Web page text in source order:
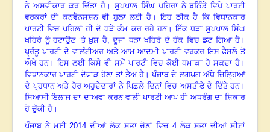
ਨੇ ਅਸਵੀਕਾਰ ਕਰ ਦਿੱਤਾ ਹੈ ।ਸੁਖਪਾਲ ਸਿੰਘ ਖਹਿਰਾ ਨੇ ਬਠਿੰਡੇ ਵਿਖੇ ਪਾਰਟੀ
ਵਰਕਰਾਂ ਦੀ ਕਨਵੈਨਸਸ਼ਨ ਵੀ ਬੁਲਾ ਲਈ ਹੈ।ਇਹ ਠੀਕ ਹੈ ਕਿ ਵਿਧਾਨਕਾਰ
ਪਾਰਟੀ ਵਿਚ ਪਹਿਲਾਂ ਹੀ ਦੋ ਧੜੇ ਕੰਮ ਕਰ ਰਹੇ ਹਨ।ਇੱਕ ਧੜਾ ਸੁਖਪਾਲ ਸਿੰਘ
ਖਹਿਰੇ ਨੂੰ ਹਟਾਉਣ ’ਤੇ ਖ਼ੁਸ਼ ਹੈ, ਦੂਜਾ ਧੜਾ ਖਹਿਰੇ ਦੇ ਹੱਕ ਵਿਚ ਡਟ ਗਿਆ ਹੈ ।
ਪ੍ਰੰਤੂ ਪਾਰਟੀ ਦੇ ਵਾਲੰਟੀਅਰ ਅਤੇ ਆਮ ਆਦਮੀ ਪਾਰਟੀ ਵਰਕਰ ਇਸ ਫੈਸਲੇ ਤੋਂ
ਔਖੇ ਹਨ।ਇਸ ਲਈ ਕਿਸੇ ਵੀ ਸਮੇਂ ਪਾਰਟੀ ਵਿਚ ਕੋਈ ਧਮਾਕਾ ਹੋ ਸਕਦਾ ਹੈ ।
ਵਿਧਾਨਕਾਰ ਪਾਰਟੀ ਦੋਫਾੜ ਹੋਣਾ ਤਾਂ ਤੈਅ ਹੈ ।ਪੰਜਾਬ ਦੇ ਲਗਪਗ ਅੱਧੇ ਜ਼ਿਲ੍ਹਿਆਂ
ਦੇ ਪ੍ਹਧਾਨ ਅਤੇ ਹੋਰ ਅਹੁਦੇਦਾਰਾਂ ਨੇ ਪਿਛਲੇ ਦਿਨਾਂ ਵਿਚ ਅਸਤੀਫੇ ਦੇ ਦਿੱਤੇ ਹਨ।
ਸਿਆਸੀ ਇਲਾਜ ਦਾ ਦਾਅਵਾ ਕਰਨ ਵਾਲੀ ਪਾਰਟੀ ਆਪ ਹੀ ਅਧਰੰਗ ਦਾ ਸ਼ਿਕਾਰ
ਹੋ ਚੁੱਕੀ ਹੈ ।
ਪੰਜਾਬ ਨੇ ਮਈ2014 ਦੀਆਂ ਲੋਕ ਸਭਾ ਚੋਣਾਂ ਵਿਚ 4ਲੋਕ ਸਭਾ ਦੀਆਂ ਸੀਟਾਂ